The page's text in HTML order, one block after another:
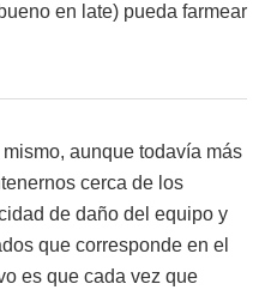
en late) pueda farmear
aunque todavía más
cerca de los
de daño del equipo y
que corresponde en el
es que cada vez que